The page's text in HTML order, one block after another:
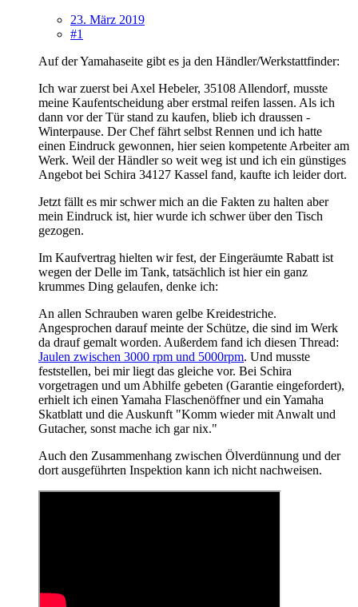
23. März 2019
#1
Auf der Yamahaseite gibt es ja den Händler/Werkstattfinder:
Ich war zuerst bei Axel Hebeler, 35108 Allendorf, musste
meine Kaufentscheidung aber erstmal reifen lassen. Als ich
dann vor der Tür stand zu kaufen, blieb ich draussen -
Winterpause. Der Chef fährt selbst Rennen und ich hatte
einen Eindruck gewonnen, hier seien kompetente Arbeiter am
Werk. Weil der Händler so weit weg ist und ich ein günstiges
Angebot bei Schira 34127 Kassel fand, kaufte ich leider dort.
Jetzt fällt es mir schwer mich an die Fakten zu halten aber
mein Eindruck ist, hier wurde ich schwer über den Tisch
gezogen.
Im Kaufvertrag hielten wir fest, der Eingeräumte Rabatt ist
wegen der Delle im Tank, tatsächlich ist hier ein ganz
krummes Ding gelaufen, denke ich:
An allen Schrauben waren gelbe Kreidestriche.
Angesprochen darauf meinte der Schütze, die sind im Werk
da drauf gemalt worden. Außerdem fand ich diesen Thread:
Jaulen zwischen 3000 rpm und 5000rpm. Und musste
feststellen, bei mir liegt das gleiche vor. Bei Schira
vorgetragen und um Abhilfe gebeten (Garantie eingefordert),
erhielt ich einen Yamaha Flaschenöffner und ein Yamaha
Skatblatt und die Auskunft "Komm wieder mit Anwalt und
Gutacher, sonst mache ich gar nix."
Auch den Zusammenhang zwischen Ölverdünnung und der
dort ausgeführten Inspektion kann ich nicht nachweisen.